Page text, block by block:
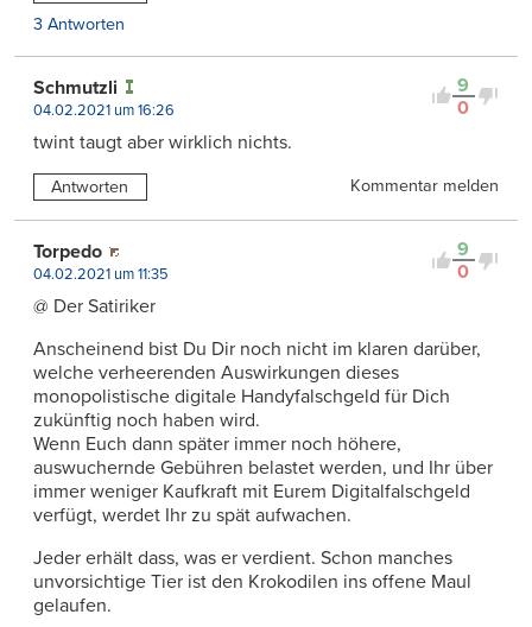
3 Antworten
9
0
Schmutzli
04.02.2021 um 16:26
twint taugt aber wirklich nichts.
Antworten Kommentar melden
9
0
Torpedo
04.02.2021 um 11:35
@ Der Satiriker
Anscheinend bist Du Dir noch nicht im klaren darüber,
welche verheerenden Auswirkungen dieses
monopolistische digitale Handyfalschgeld für Dich
zukünftig noch haben wird.
Wenn Euch dann später immer noch höhere,
auswuchernde Gebühren belastet werden, und Ihr über
immer weniger Kaufkraft mit Eurem Digitalfalschgeld
verfügt, werdet Ihr zu spät aufwachen.
Jeder erhält dass, was er verdient. Schon manches
unvorsichtige Tier ist den Krokodilen ins offene Maul
gelaufen.